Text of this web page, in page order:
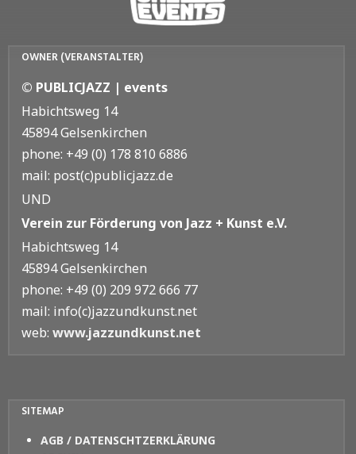
OWNER (VERANSTALTER)
© PUBLICJAZZ | events
Habichtsweg 14
45894 Gelsenkirchen
phone: +49 (0) 178 810 6886
mail: post(c)publicjazz.de
UND
Verein zur Förderung von Jazz + Kunst e.V.
Habichtsweg 14
45894 Gelsenkirchen
phone: +49 (0) 209 972 666 77
mail: info(c)jazzundkunst.net
web: www.jazzundkunst.net
SITEMAP
AGB / DATENSCHTZERKLÄRUNG